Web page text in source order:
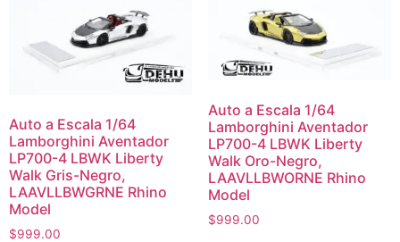
Auto a Escala 1/64
Lamborghini Aventador
LP700-4 LBWK Liberty
Walk Gris-Negro,
LAAVLLBWGRNE Rhino
Model
$999.00
Auto a Escala 1/64
Lamborghini Aventador
LP700-4 LBWK Liberty
Walk Oro-Negro,
LAAVLLBWORNE Rhino
Model
$999.00